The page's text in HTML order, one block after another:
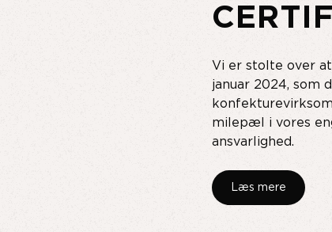
Vi er stolte over
januar 2024, som
milepæl i vores
ansvarlighed.
Læs mere